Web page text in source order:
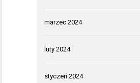
marzec 2024
luty 2024
styczeń 2024